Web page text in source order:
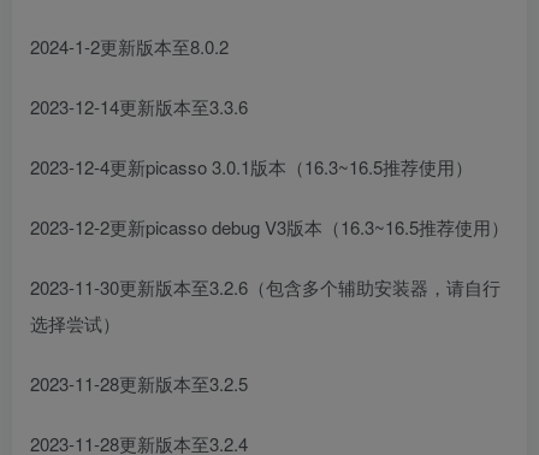
2024-1-2更新版本至8.0.2
2023-12-14更新版本至3.3.6
2023-12-4更新picasso 3.0.1版本（16.3~16.5推荐使用）
2023-12-2更新picasso debug V3版本（16.3~16.5推荐使用）
2023-11-30更新版本至3.2.6（包含多个辅助安装器，请自行
选择尝试）
2023-11-28更新版本至3.2.5
2023-11-28更新版本至3.2.4